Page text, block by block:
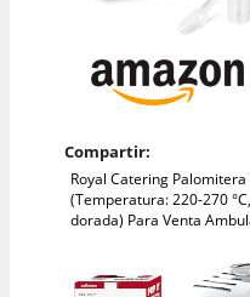
Compartir:
Royal Catering
(Temperatura: 220-270
dorada) Para Venta